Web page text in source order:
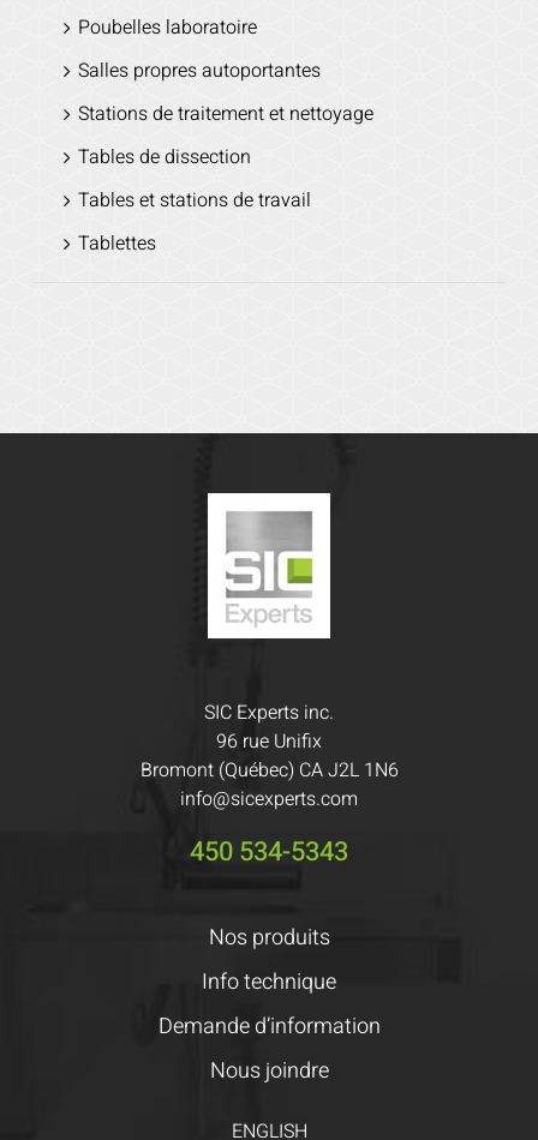
Poubelles laboratoire
Salles propres autoportantes
Stations de traitement et nettoyage
Tables de dissection
Tables et stations de travail
Tablettes
SIC Experts inc.
96 rue Unifix
Bromont (Québec) CA J2L 1N6
info@sicexperts.com
450 534-5343
Nos produits
Info technique
Demande d’information
Nous joindre
ENGLISH